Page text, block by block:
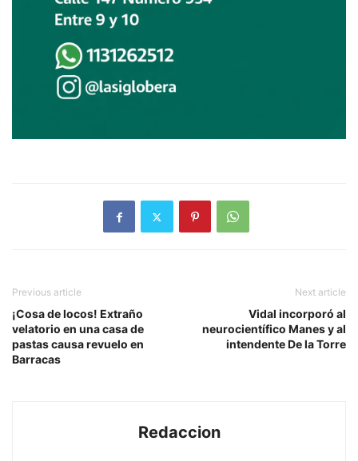
Previous article
¡Cosa de locos! Extraño
velatorio en una casa de
pastas causa revuelo en
Barracas
Next article
Vidal incorporó al
neurocientífico Manes y al
intendente De la Torre
Redaccion